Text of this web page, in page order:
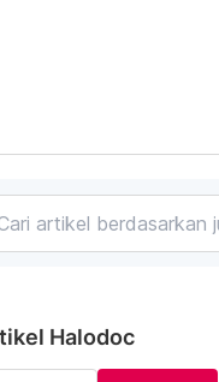
Halodoc